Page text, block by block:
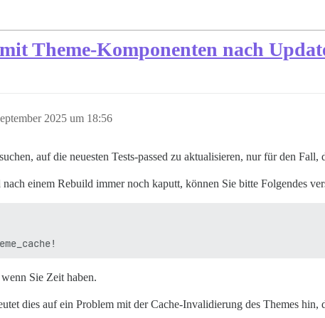
Theme-Komponenten nach
2025 um 18:56
auf die neuesten Tests-passed zu aktualisieren, nur für den Fall,
einem Rebuild immer noch kaputt, können Sie bitte Folgendes
wenn Sie Zeit haben.
dies auf ein Problem mit der Cache-Invalidierung des Themes